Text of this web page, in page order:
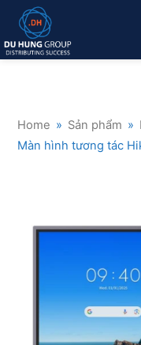
Home » Sản phẩm »
Màn hình tương tác